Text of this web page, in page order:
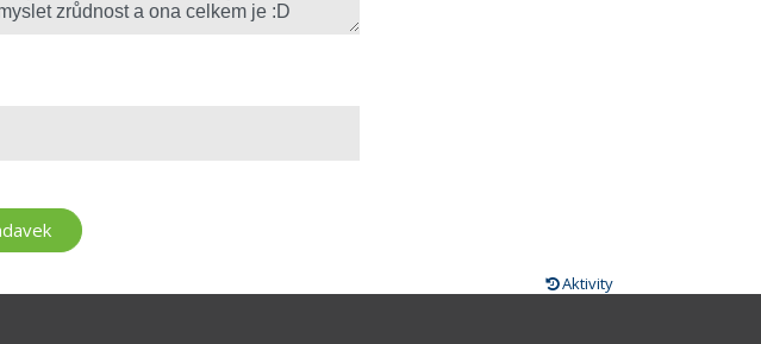
Aktivity